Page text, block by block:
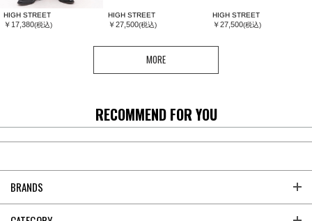
HIGH STREET
￥17,380(税込)
HIGH STREET
￥27,500(税込)
HIGH STREET
￥27,500(税込)
MORE
RECOMMEND FOR YOU
BRANDS